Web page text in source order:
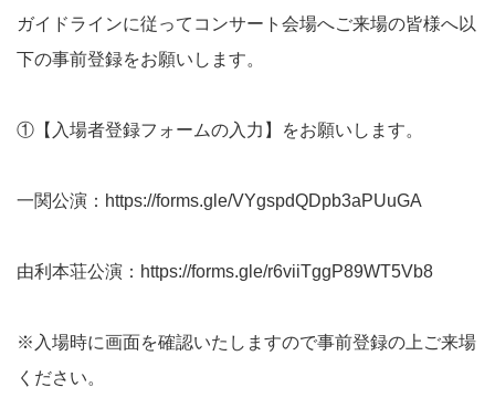
ガイドラインに従ってコンサート会場へご来場の皆様へ以
下の事前登録をお願いします。
①【入場者登録フォームの入力】をお願いします。
一関公演： https://forms.gle/VYgspdQDpb3aPUuGA
由利本荘公演： https://forms.gle/r6viiTggP89WT5Vb8
※入場時に画面を確認いたしますので事前登録の上ご来場
ください。